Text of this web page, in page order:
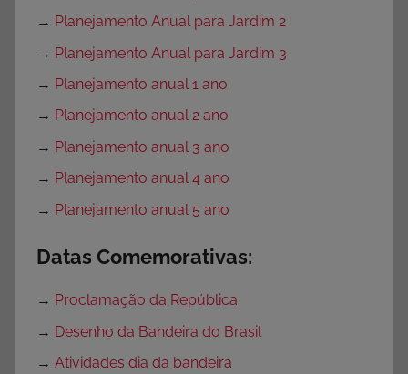
→ Planejamento Anual para Jardim 2
→ Planejamento Anual para Jardim 3
→ Planejamento anual 1 ano
→ Planejamento anual 2 ano
→ Planejamento anual 3 ano
→ Planejamento anual 4 ano
→ Planejamento anual 5 ano
Datas Comemorativas:
→ Proclamação da República
→ Desenho da Bandeira do Brasil
→ Atividades dia da bandeira